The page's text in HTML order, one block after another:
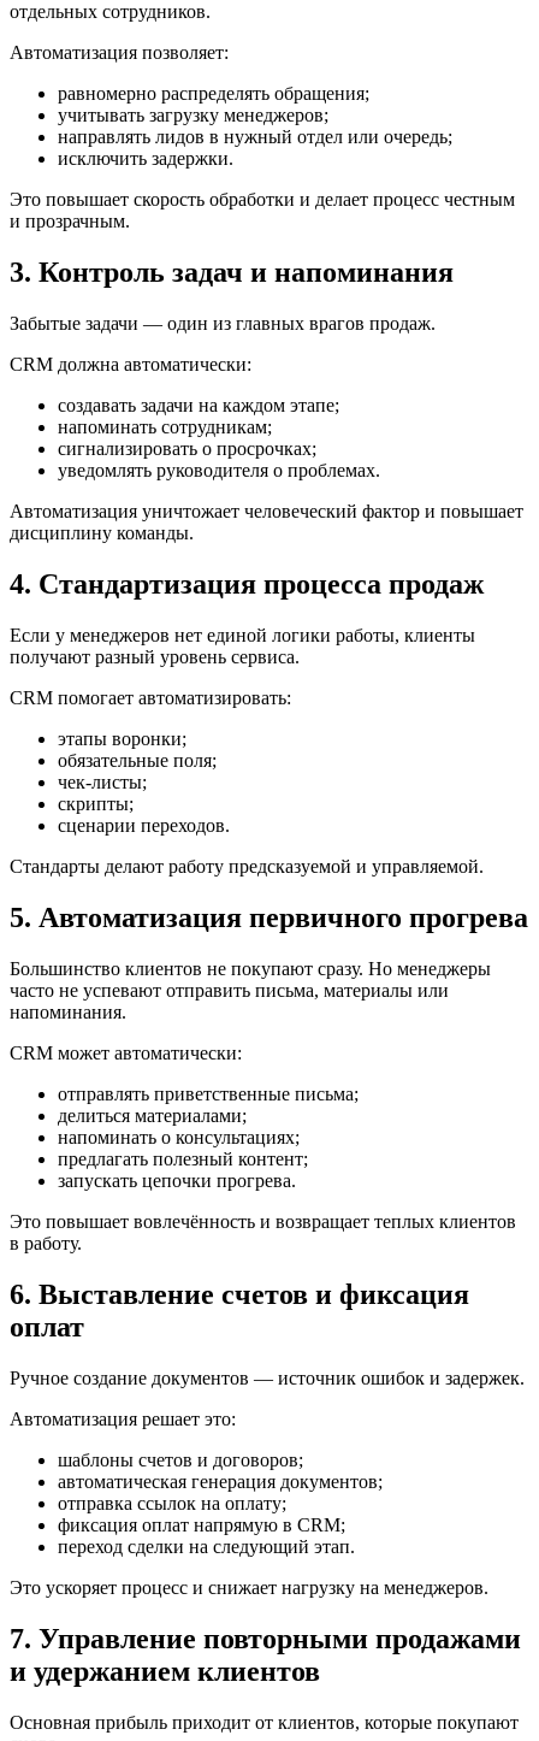
отдельных сотрудников.
Автоматизация позволяет:
равномерно распределять обращения;
учитывать загрузку менеджеров;
направлять лидов в нужный отдел или очередь;
исключить задержки.
Это повышает скорость обработки и делает процесс честным
и прозрачным.
3. Контроль задач и напоминания
Забытые задачи — один из главных врагов продаж.
CRM должна автоматически:
создавать задачи на каждом этапе;
напоминать сотрудникам;
сигнализировать о просрочках;
уведомлять руководителя о проблемах.
Автоматизация уничтожает человеческий фактор и повышает
дисциплину команды.
4. Стандартизация процесса продаж
Если у менеджеров нет единой логики работы, клиенты
получают разный уровень сервиса.
CRM помогает автоматизировать:
этапы воронки;
обязательные поля;
чек-листы;
скрипты;
сценарии переходов.
Стандарты делают работу предсказуемой и управляемой.
5. Автоматизация первичного прогрева
Большинство клиентов не покупают сразу. Но менеджеры
часто не успевают отправить письма, материалы или
напоминания.
CRM может автоматически:
отправлять приветственные письма;
делиться материалами;
напоминать о консультациях;
предлагать полезный контент;
запускать цепочки прогрева.
Это повышает вовлечённость и возвращает теплых клиентов
в работу.
6. Выставление счетов и фиксация
оплат
Ручное создание документов — источник ошибок и задержек.
Автоматизация решает это:
шаблоны счетов и договоров;
автоматическая генерация документов;
отправка ссылок на оплату;
фиксация оплат напрямую в CRM;
переход сделки на следующий этап.
Это ускоряет процесс и снижает нагрузку на менеджеров.
7. Управление повторными продажами
и удержанием клиентов
Основная прибыль приходит от клиентов, которые покупают